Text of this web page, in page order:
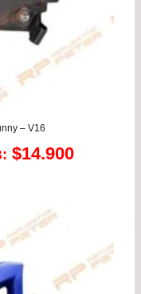
– V16
$14.900